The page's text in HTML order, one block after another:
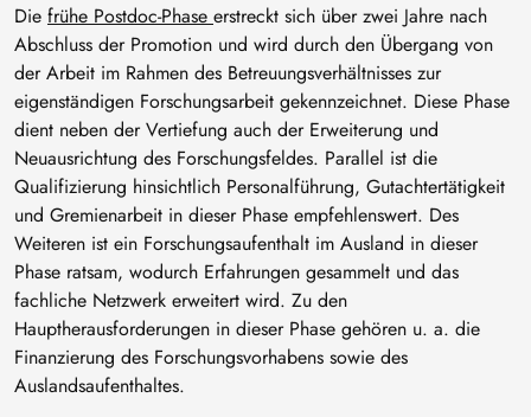
Die frühe Postdoc-Phase erstreckt sich über zwei Jahre nach
Abschluss der Promotion und wird durch den Übergang von
der Arbeit im Rahmen des Betreuungsverhältnisses zur
eigenständigen Forschungsarbeit gekennzeichnet. Diese Phase
dient neben der Vertiefung auch der Erweiterung und
Neuausrichtung des Forschungsfeldes. Parallel ist die
Qualifizierung hinsichtlich Personalführung, Gutachtertätigkeit
und Gremienarbeit in dieser Phase empfehlenswert. Des
Weiteren ist ein Forschungsaufenthalt im Ausland in dieser
Phase ratsam, wodurch Erfahrungen gesammelt und das
fachliche Netzwerk erweitert wird. Zu den
Hauptherausforderungen in dieser Phase gehören u. a. die
Finanzierung des Forschungsvorhabens sowie des
Auslandsaufenthaltes.